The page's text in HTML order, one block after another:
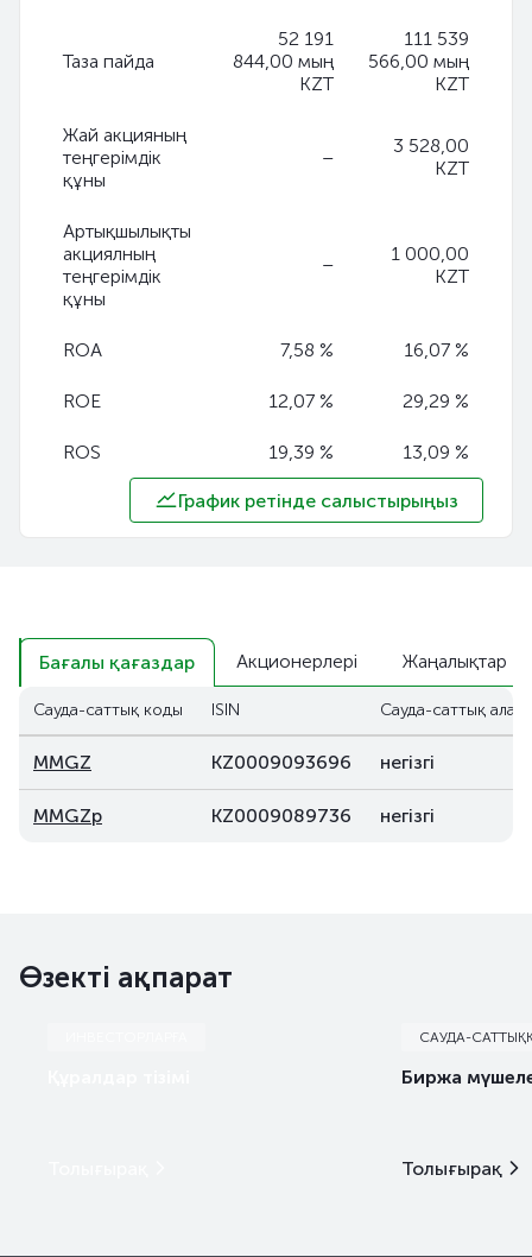
Таза пайда
52 191
844,00 мың
KZT
111 539
566,00 мың
KZT
Жай акцияның
теңгерімдік
құны
–
3 528,00
KZT
Артықшылықты
акциялның
теңгерімдік
құны
–
1 000,00
KZT
ROA 7,58 % 16,07 %
ROE 12,07 % 29,29 %
ROS 19,39 % 13,09 %
График ретінде салыстырыңыз
Бағалы қағаздар Акционерлері Жаңалықтар
Сауда-саттық коды ISIN Сауда-саттық алаң
MMGZ KZ0009093696 негізгі
MMGZp KZ0009089736 негізгі
Өзекті ақпарат
САУДА-
Биржа
Толығырақ